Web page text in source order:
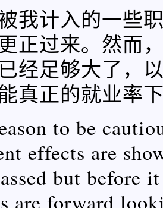
我计入的一些
正过来。然而
经足够大了，
真正的就业率
to be
effects are
but before
are forward